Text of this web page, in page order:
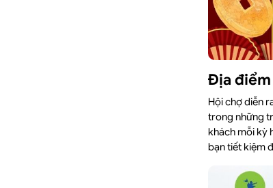
Địa điểm
Hội chợ diễn
trong những
khách mỗi kỳ
bạn tiết kiệm